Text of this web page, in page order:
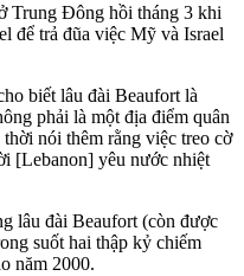
Trung Đông hồi tháng 3 khi
để trả đũa việc Mỹ và Israel
biết lâu đài Beaufort là
phải là một địa điểm quân
nói thêm rằng việc treo cờ
[Lebanon] yêu nước nhiệt
lâu đài Beaufort (còn được
suốt hai thập kỷ chiếm
năm 2000.